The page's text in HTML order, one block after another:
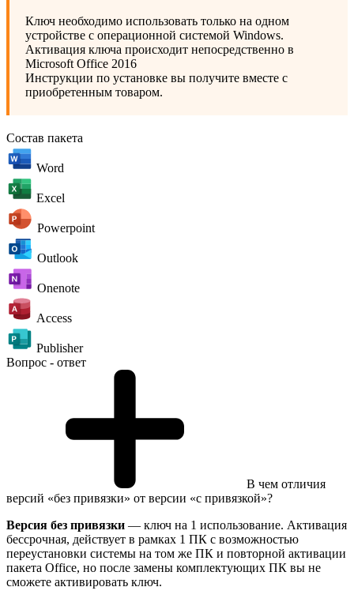
Ключ необходимо использовать только на одном
устройстве с операционной системой Windows.
Активация ключа происходит непосредственно в
Microsoft Office 2016
Инструкции по установке вы получите вместе с
приобретенным товаром.
Состав пакета
Word
Excel
Powerpoint
Outlook
Onenote
Access
Publisher
Вопрос - ответ
В чем отличия
версий «без привязки» от версии «с привязкой»?
Версия без привязки — ключ на 1 использование. Активация
бессрочная, действует в рамках 1 ПК с возможностью
переустановки системы на том же ПК и повторной активации
пакета Office, но после замены комплектующих ПК вы не
сможете активировать ключ.